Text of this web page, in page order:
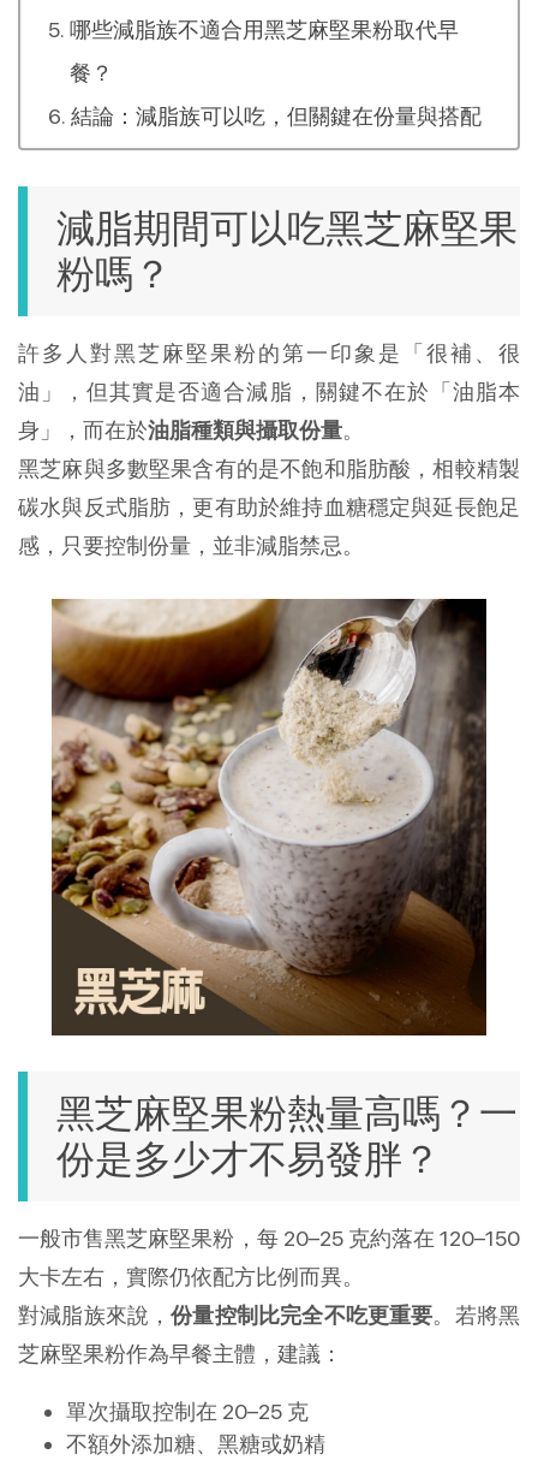
哪些減脂族不適合用黑芝麻堅果粉取代早
餐？
結論：減脂族可以吃，但關鍵在份量與搭配
減脂期間可以吃黑芝麻堅果
粉嗎？
許多人對黑芝麻堅果粉的第一印象是「很補、很
油」，但其實是否適合減脂，關鍵不在於「油脂本
身」，而在於油脂種類與攝取份量。
黑芝麻與多數堅果含有的是不飽和脂肪酸，相較精製
碳水與反式脂肪，更有助於維持血糖穩定與延長飽足
感，只要控制份量，並非減脂禁忌。
黑芝麻堅果粉熱量高嗎？一
份是多少才不易發胖？
一般市售黑芝麻堅果粉，每 20–25 克約落在 120–150
大卡左右，實際仍依配方比例而異。
對減脂族來說，份量控制比完全不吃更重要。若將黑
芝麻堅果粉作為早餐主體，建議：
單次攝取控制在 20–25 克
不額外添加糖、黑糖或奶精